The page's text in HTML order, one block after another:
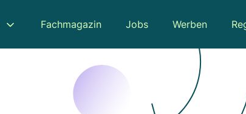
Fachmagazin Jobs Werben